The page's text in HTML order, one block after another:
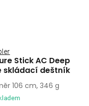
Stick AC Deep
skládací deštník
106 cm, 346 g